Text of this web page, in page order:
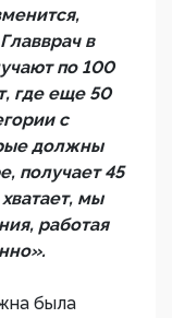
в
по 100
где еще 50
с
должны
получает 45
мы
работая
была